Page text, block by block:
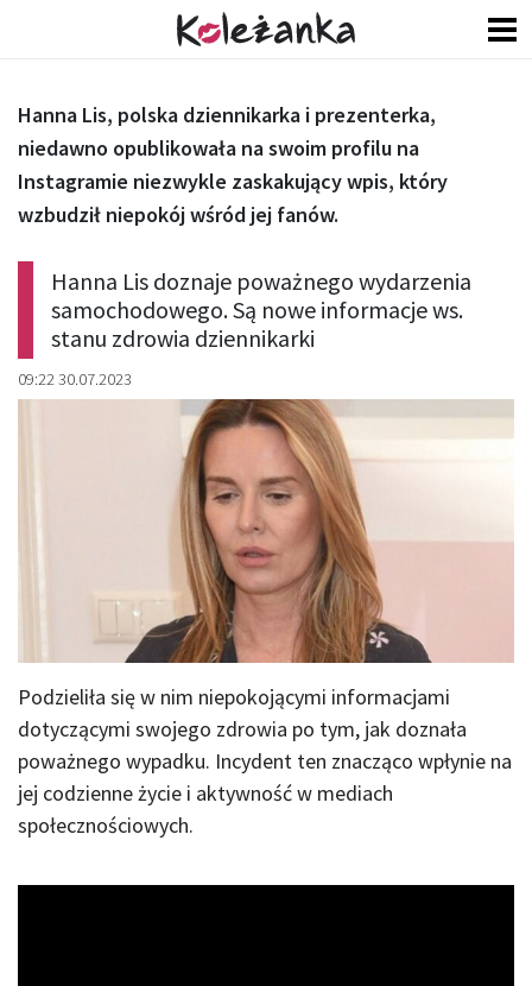
Hanna Lis doznaje poważnego wydarzenia
samochodowego. Są nowe informacje ws.
stanu zdrowia dziennikarki
09:22 30.07.2023
Hanna Lis, polska dziennikarka i prezenterka,
niedawno opublikowała na swoim profilu na
Instagramie niezwykle zaskakujący wpis, który
wzbudził niepokój wśród jej fanów.
Podzieliła się w nim niepokojącymi informacjami
dotyczącymi swojego zdrowia po tym, jak doznała
poważnego wypadku. Incydent ten znacząco wpłynie na
jej codzienne życie i aktywność w mediach
społecznościowych.